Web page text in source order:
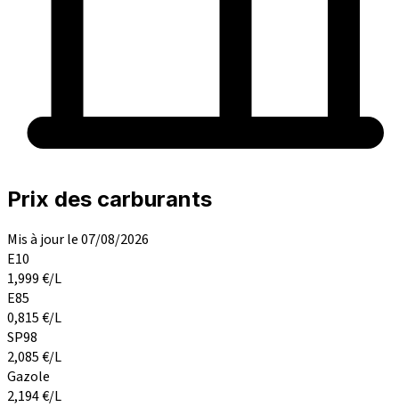
Prix des carburants
Mis à jour le 07/08/2026
E10
1,999€/L
E85
0,815€/L
SP98
2,085€/L
Gazole
2,194€/L